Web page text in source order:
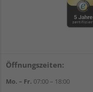
Öffnungszeiten:
Mo. – Fr. 07:00 – 18:00